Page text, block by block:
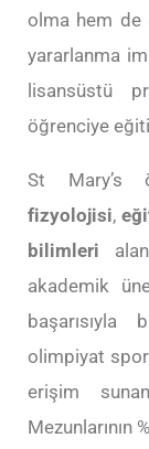
olma hem de
yararlanma
lisansüstü
öğrenciye
St Mary’s
fizyolojisi,
bilimleri
akademik
olimpiyat
erişim
Mezunlarının